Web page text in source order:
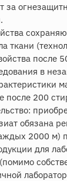
за
ткани
после
в
после 200
обязана
2000 м)
для